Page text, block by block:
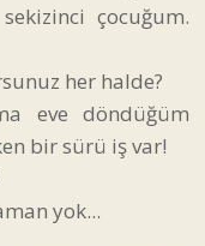
çocuğum.
her halde?
eve döndüğüm
bir sürü iş var!
yok...